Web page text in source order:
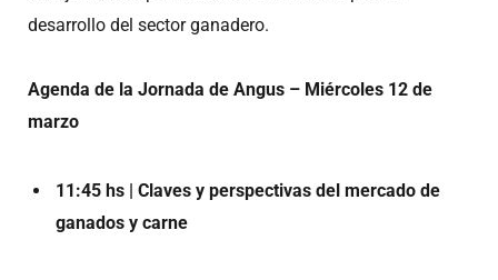
desarrollo del sector ganadero.
Agenda de la Jornada de Angus – Miércoles 12 de
marzo
11:45 hs | Claves y perspectivas del mercado de
ganados y carne